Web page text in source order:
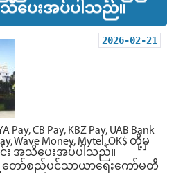
သိပေးအပ်ပါသည်။
2026-02-21
CB Pay, KBZ Pay, UAB Bank
Wave Money, Mytel, OK$ တို့မှ
ာင်း အသိပေးအပ်ပါသည်။
တော်စည်ပင်သာယာရေးကော်မတီ